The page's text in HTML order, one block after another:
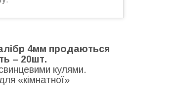
4мм продаються
– 20шт.
кулями.
«кімнатної»